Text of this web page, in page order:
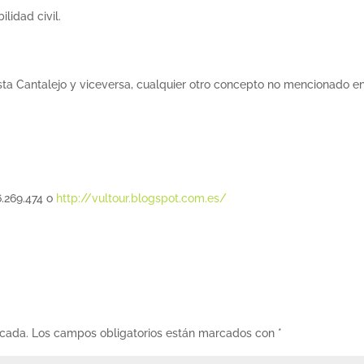
civil.
Cantalejo y viceversa, cualquier otro concepto no mencionado
o http://vultour.blogspot.com.es/
Los campos obligatorios están marcados con *